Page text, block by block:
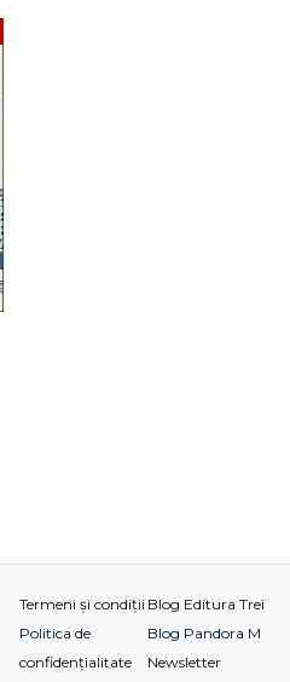
Termeni și condiții
Politica de
confidențialitate
Blog Editura Trei
Blog Pandora M
Newsletter